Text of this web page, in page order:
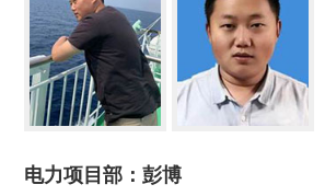
电力项目部：彭博